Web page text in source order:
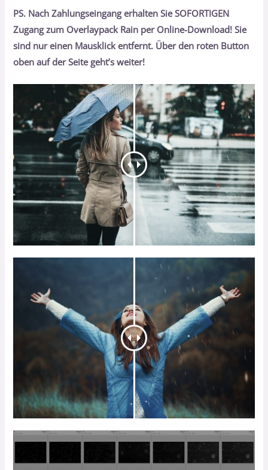
PS. Nach Zahlungseingang erhalten Sie SOFORTIGEN
Zugang zum Overlaypack Rain per Online-Download! Sie
sind nur einen Mausklick entfernt. Über den roten Button
oben auf der Seite geht’s weiter!